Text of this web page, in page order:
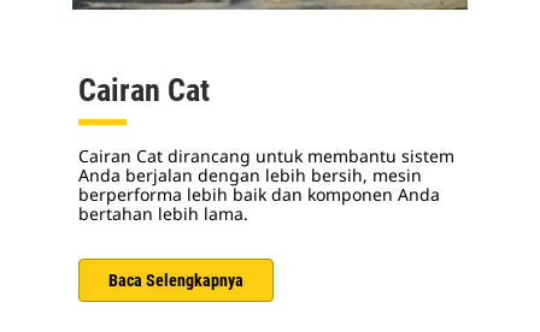
Cairan Cat
Cairan Cat dirancang untuk membantu sistem
Anda berjalan dengan lebih bersih, mesin
berperforma lebih baik dan komponen Anda
bertahan lebih lama.
Baca Selengkapnya